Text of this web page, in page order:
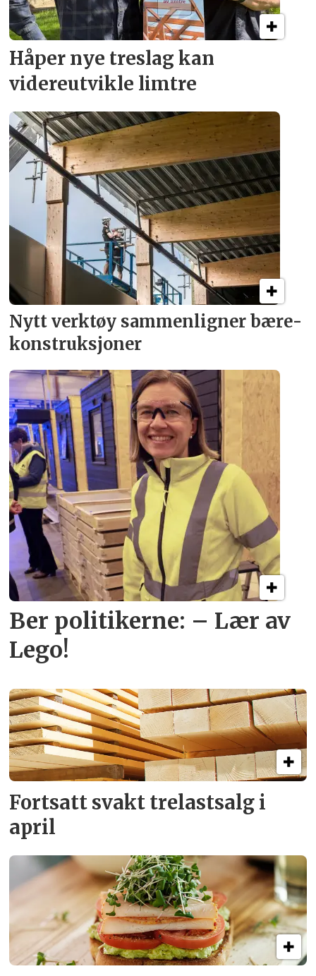
Håper nye treslag kan
videreutvikle limtre
Nytt verktøy sammenligner bære­
konstruksjoner
Ber politikerne: – Lær av
Lego!
Fortsatt svakt trelastsalg i
april